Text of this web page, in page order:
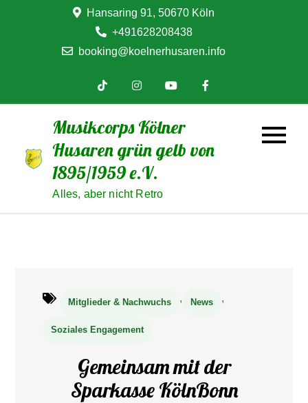
Hansaring 91, 50670 Köln
+491628208438
booking@koelnerhusaren.info
Musikcorps Kölner
Husaren grün gelb von
1895/1959 e.V.
Alles, aber nicht Retro
Mitglieder & Nachwuchs , News ,
Soziales Engagement
Gemeinsam mit der
Sparkasse KölnBonn